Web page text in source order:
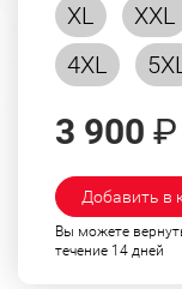
XL
XXL
4XL
3 900 ₽
Добавить в
Вы можете
течение 14 дней